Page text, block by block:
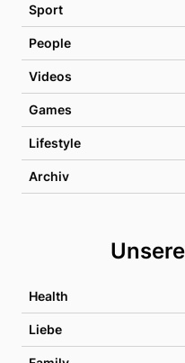
Sport
People
Videos
Games
Lifestyle
Archiv
Health
Liebe